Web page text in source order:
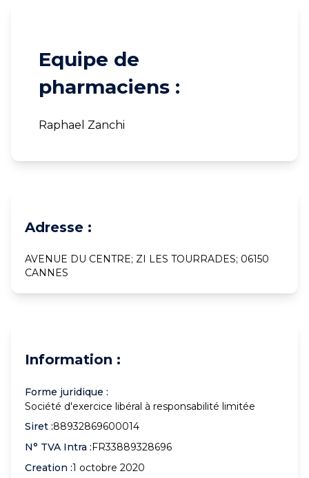
Equipe de
pharmaciens :
Raphael Zanchi
Adresse :
AVENUE DU CENTRE; ZI LES TOURRADES; 06150
CANNES
Information :
Forme juridique :
Société d'exercice libéral à responsabilité limitée
Siret :88932869600014
N° TVA Intra :FR33889328696
Creation :1 octobre 2020